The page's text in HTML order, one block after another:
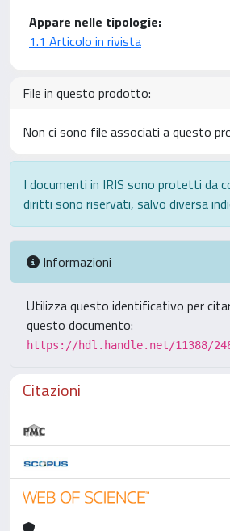
Appare nelle tipologie:
1.1 Articolo in rivista
File in questo prodotto:
Non ci sono file associati a questo
I documenti in IRIS sono protetti da
diritti sono riservati, salvo diversa
Informazioni
Utilizza questo identificativo per
questo documento:
https://hdl.handle.net/11388/
Citazioni